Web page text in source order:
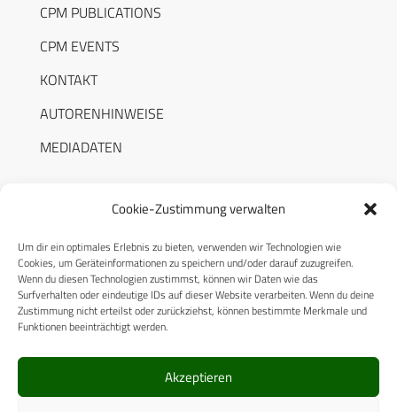
Cookie-Zustimmung verwalten
Um dir ein optimales Erlebnis zu bieten, verwenden wir Technologien wie
Cookies, um Geräteinformationen zu speichern und/oder darauf zuzugreifen.
Wenn du diesen Technologien zustimmst, können wir Daten wie das
Surfverhalten oder eindeutige IDs auf dieser Website verarbeiten. Wenn du deine
Zustimmung nicht erteilst oder zurückziehst, können bestimmte Merkmale und
Funktionen beeinträchtigt werden.
Akzeptieren
CPM PUBLICATIONS
CPM EVENTS
KONTAKT
AUTORENHINWEISE
MEDIADATEN
RECHTLICHES
Datenschutzerklärung
Cookie-Richtlinie (EU)